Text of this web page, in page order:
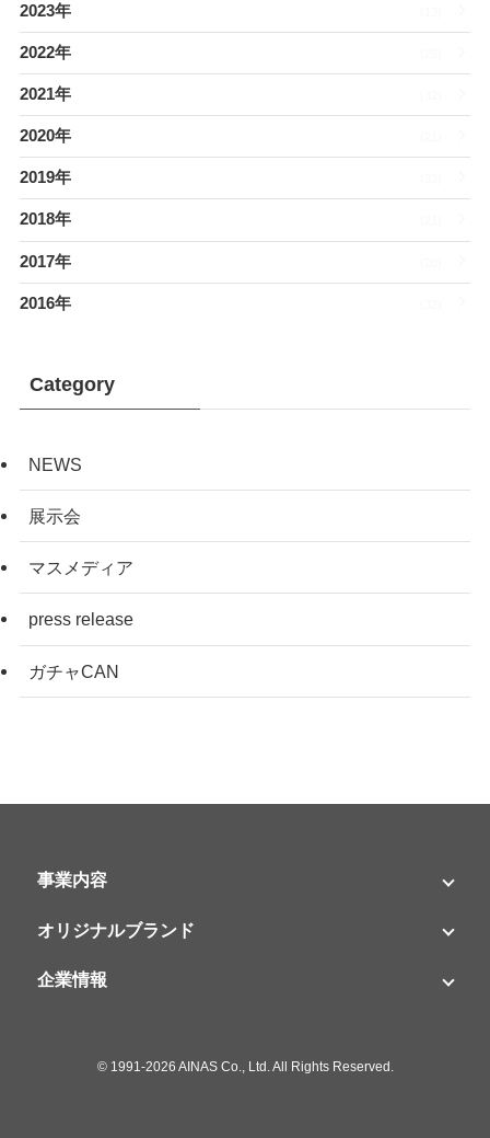
2023年
2022年
2021年
2020年
2019年
2018年
2017年
2016年
Category
NEWS
展示会
マスメディア
press release
ガチャCAN
事業内容
オリジナルブランド
企業情報
©1991-2026 AINAS Co., Ltd. All Rights Reserved.